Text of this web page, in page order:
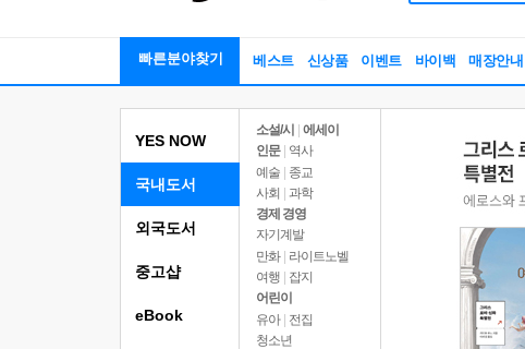
빠른분야찾기 베스트 신상품 이벤트 바이백 매장안내
YES NOW
국내도서
소설/시
에세이
인문
역사
예술 | 종교
사회 | 과학
경제 경영
자기계발
만화 | 라이트노벨
여행
잡지
어린이
유아 | 전집
청소년
외국도서
중고샵
eBook